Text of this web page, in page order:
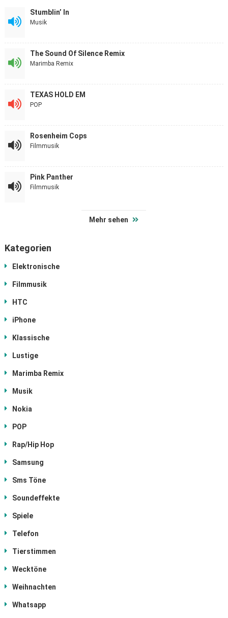
Stumblin’ In
Musik
The Sound Of Silence Remix
Marimba Remix
TEXAS HOLD EM
POP
Rosenheim Cops
Filmmusik
Pink Panther
Filmmusik
Mehr sehen
Kategorien
Elektronische
Filmmusik
HTC
iPhone
Klassische
Lustige
Marimba Remix
Musik
Nokia
POP
Rap/Hip Hop
Samsung
Sms Töne
Soundeffekte
Spiele
Telefon
Tierstimmen
Wecktöne
Weihnachten
Whatsapp